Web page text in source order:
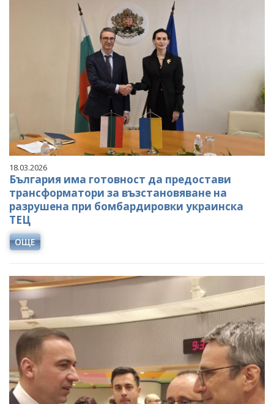
18.03.2026
България има готовност да предостави
трансформатори за възстановяване на
разрушена при бомбардировки украинска
ТЕЦ
ОЩЕ